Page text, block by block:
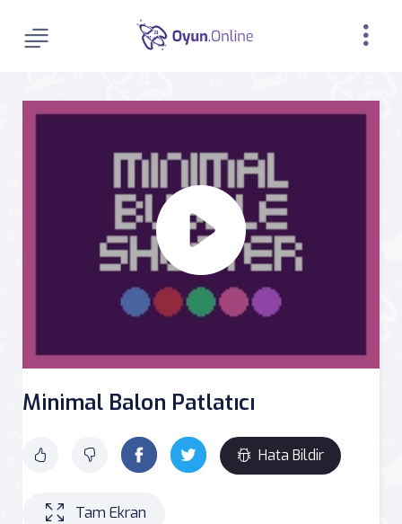
Minimal Balon Patlatıcı
Hata Bildir
Tam Ekran